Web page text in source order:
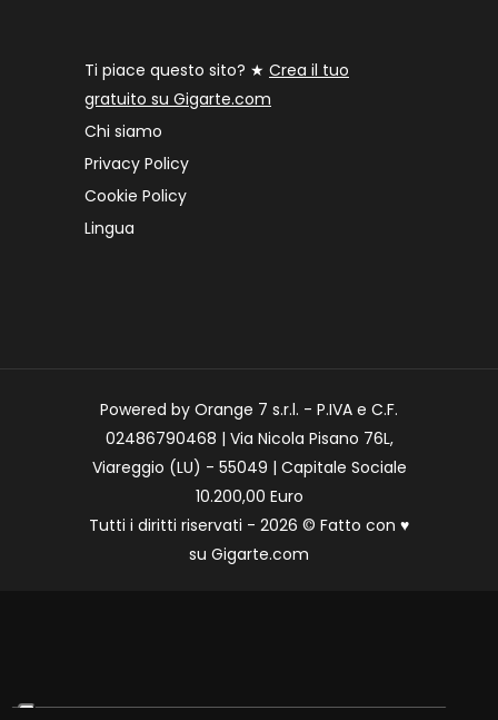
Ti piace questo sito? ★ Crea il tuo
gratuito su Gigarte.com
Chi siamo
Privacy Policy
Cookie Policy
Lingua
Powered by Orange 7 s.r.l. - P.IVA e C.F.
02486790468 | Via Nicola Pisano 76L,
Viareggio (LU) - 55049 | Capitale Sociale
10.200,00 Euro
Tutti i diritti riservati - 2026 © Fatto con ♥
su Gigarte.com